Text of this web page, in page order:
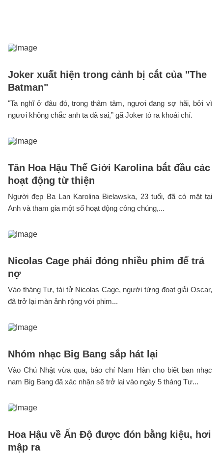
Joker xuất hiện trong cảnh bị cắt của "The
Batman"
"Ta nghĩ ở đâu đó, trong thâm tâm, ngươi đang sợ hãi, bởi vì
ngươi không chắc anh ta đã sai,” gã Joker tỏ ra khoái chí.
Tân Hoa Hậu Thế Giới Karolina bắt đầu các
hoạt động từ thiện
Người đẹp Ba Lan Karolina Bielawska, 23 tuổi, đã có mặt tại
Anh và tham gia một số hoạt động công chúng,...
Nicolas Cage phải đóng nhiều phim để trả
nợ
Vào tháng Tư, tài tử Nicolas Cage, người từng đoạt giải Oscar,
đã trở lại màn ảnh rộng với phim...
Nhóm nhạc Big Bang sắp hát lại
Vào Chủ Nhật vừa qua, báo chí Nam Hàn cho biết ban nhạc
nam Big Bang đã xác nhận sẽ trở lại vào ngày 5 tháng Tư...
Hoa Hậu về Ấn Độ được đón bằng kiệu, hơi
mập ra